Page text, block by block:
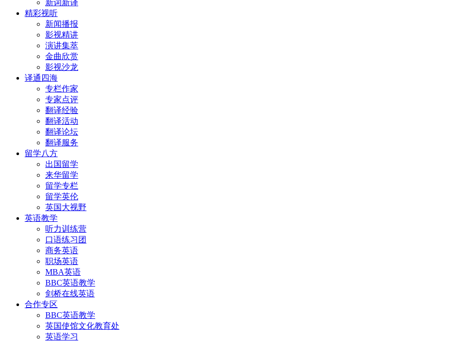
新词新译
精彩视听
新闻播报
影视精讲
演讲集萃
金曲欣赏
影视沙龙
译通四海
专栏作家
专家点评
翻译经验
翻译活动
翻译论坛
翻译服务
留学八方
出国留学
来华留学
留学专栏
留学英伦
英国大视野
英语教学
听力训练营
口语练习团
商务英语
职场英语
MBA英语
BBC英语教学
剑桥在线英语
合作专区
BBC英语教学
英国使馆文化教育处
英语学习